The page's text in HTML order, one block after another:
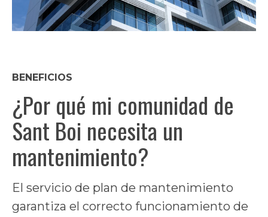
BENEFICIOS
¿Por qué mi comunidad de
Sant Boi necesita un
mantenimiento?
El servicio de plan de mantenimiento
garantiza el correcto funcionamiento de